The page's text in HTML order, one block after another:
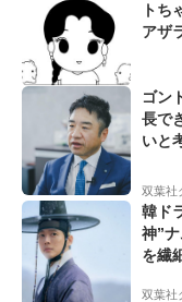
トち
アザ
ゴン
長で
いと
双葉社
韓ド
神”
を繊
双葉社